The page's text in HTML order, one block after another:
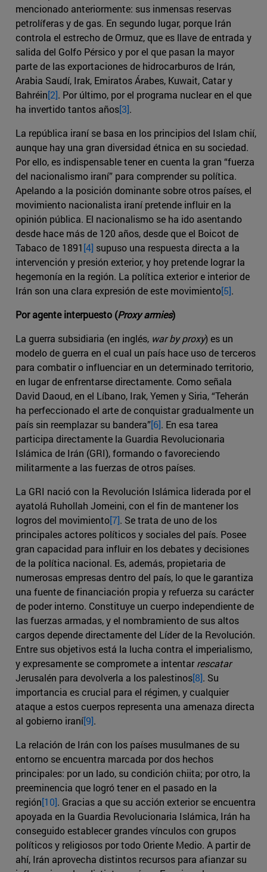
mencionado anteriormente: sus inmensas reservas
petrolíferas y de gas. En segundo lugar, porque Irán
controla el estrecho de Ormuz, que es llave de entrada y
salida del Golfo Pérsico y por el que pasan la mayor
parte de las exportaciones de hidrocarburos de Irán,
Arabia Saudí, Irak, Emiratos Árabes, Kuwait, Catar y
Bahréin[2]. Por último, por el programa nuclear en el que
ha invertido tantos años[3].
La república iraní se basa en los principios del Islam chií,
aunque hay una gran diversidad étnica en su sociedad.
Por ello, es indispensable tener en cuenta la gran “fuerza
del nacionalismo iraní” para comprender su política.
Apelando a la posición dominante sobre otros países, el
movimiento nacionalista iraní pretende influir en la
opinión pública. El nacionalismo se ha ido asentando
desde hace más de 120 años, desde que el Boicot de
Tabaco de 1891[4] supuso una respuesta directa a la
intervención y presión exterior, y hoy pretende lograr la
hegemonía en la región. La política exterior e interior de
Irán son una clara expresión de este movimiento[5].
Por agente interpuesto (Proxy armies)
La guerra subsidiaria (en inglés, war by proxy) es un
modelo de guerra en el cual un país hace uso de terceros
para combatir o influenciar en un determinado territorio,
en lugar de enfrentarse directamente. Como señala
David Daoud, en el Líbano, Irak, Yemen y Siria, “Teherán
ha perfeccionado el arte de conquistar gradualmente un
país sin reemplazar su bandera”[6]. En esa tarea
participa directamente la Guardia Revolucionaria
Islámica de Irán (GRI), formando o favoreciendo
militarmente a las fuerzas de otros países.
La GRI nació con la Revolución Islámica liderada por el
ayatolá Ruhollah Jomeini, con el fin de mantener los
logros del movimiento[7]. Se trata de uno de los
principales actores políticos y sociales del país. Posee
gran capacidad para influir en los debates y decisiones
de la política nacional. Es, además, propietaria de
numerosas empresas dentro del país, lo que le garantiza
una fuente de financiación propia y refuerza su carácter
de poder interno. Constituye un cuerpo independiente de
las fuerzas armadas, y el nombramiento de sus altos
cargos depende directamente del Líder de la Revolución.
Entre sus objetivos está la lucha contra el imperialismo,
y expresamente se compromete a intentarrescatar
Jerusalén para devolverla a los palestinos[8]. Su
importancia es crucial para el régimen, y cualquier
ataque a estos cuerpos representa una amenaza directa
al gobierno iraní[9].
La relación de Irán con los países musulmanes de su
entorno se encuentra marcada por dos hechos
principales: por un lado, su condición chiita; por otro, la
preeminencia que logró tener en el pasado en la
región[10]. Gracias a que su acción exterior se encuentra
apoyada en la Guardia Revolucionaria Islámica, Irán ha
conseguido establecer grandes vínculos con grupos
políticos y religiosos por todo Oriente Medio. A partir de
ahí, Irán aprovecha distintos recursos para afianzar su